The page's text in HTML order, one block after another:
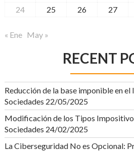
24
25 26 27
« Ene May »
RECENT
Reducción de la base imponible en
Sociedades 22/05/2025
Modificación de los Tipos
Sociedades 24/02/2025
La Ciberseguridad No es Opcional: